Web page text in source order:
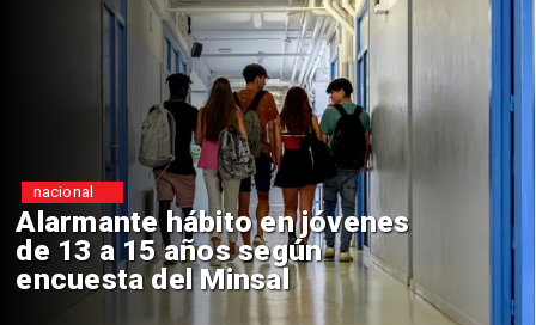
Aprueban creación del
Sebastián Piñera con
de $4 mil millones
Regiones